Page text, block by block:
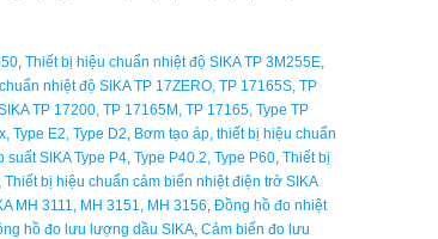
, Thiết bị hiệu chuẩn nhiệt độ SIKA TP 3M255E,
nhiệt độ SIKA TP 17ZERO, TP 17165S, TP
TP 17200, TP 17165M, TP 17165, Type TP
Type E2, Type D2, Bơm tạo áp, thiết bị hiệu chuẩn
SIKA Type P4, Type P40.2, Type P60, Thiết bị
, Thiết bị hiệu chuẩn cảm biến nhiệt điện trở SIKA
MH 3111, MH 3151, MH 3156, Đồng hồ đo nhiệt
hồ đo lưu lượng dầu SIKA, Cảm biến đo lưu